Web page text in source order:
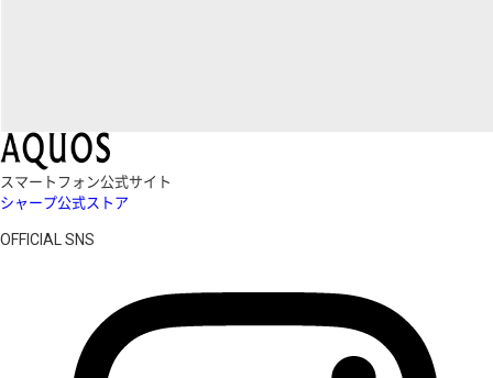
スマートフォン公式サイト
シャープ公式ストア
OFFICIAL SNS